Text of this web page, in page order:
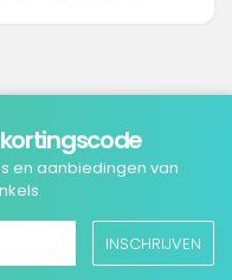
en aanbiedingen van
INSCHRIJVEN